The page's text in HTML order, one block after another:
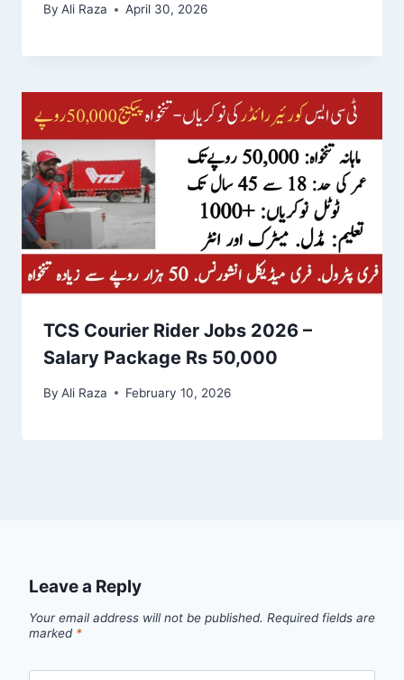
By Ali Raza April 30, 2026
TCS Courier Rider Jobs 2026 –
Salary Package Rs 50,000
By Ali Raza February 10, 2026
Leave a Reply
Your email address will not be published. Required fields are
marked *